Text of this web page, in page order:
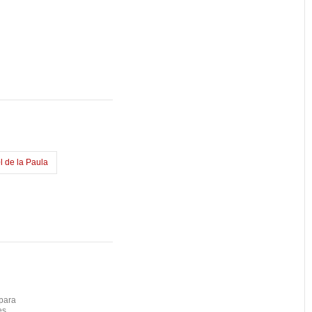
de la Paula